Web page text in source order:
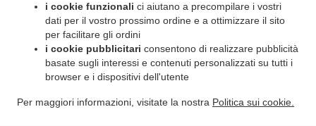
i cookie funzionali ci aiutano a precompilare i vostri
dati per il vostro prossimo ordine e a ottimizzare il sito
per facilitare gli ordini
i cookie pubblicitari consentono di realizzare pubblicità
basate sugli interessi e contenuti personalizzati su tutti i
browser e i dispositivi dell'utente
Per maggiori informazioni, visitate la nostra Politica sui cookie.
Informativa sulla Privacy . Termini di Utilizzo del Servizio
Contattaci